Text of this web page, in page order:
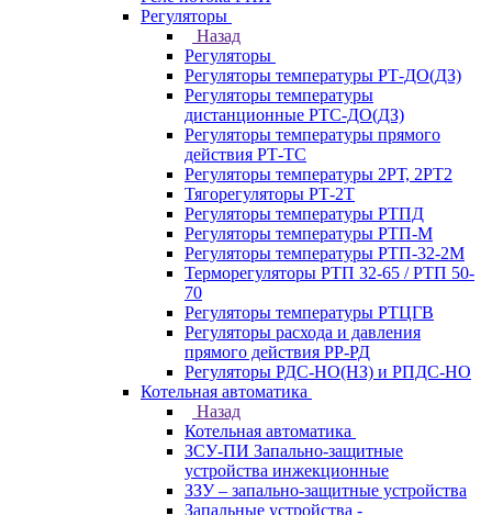
Регуляторы
Назад
Регуляторы
Регуляторы температуры РТ-ДО(ДЗ)
Регуляторы температуры
дистанционные РТС-ДО(ДЗ)
Регуляторы температуры прямого
действия РТ-ТС
Регуляторы температуры 2РТ, 2РT2
Тягорегуляторы РТ-2Т
Регуляторы температуры РТПД
Регуляторы температуры РТП-M
Регуляторы температуры РТП-32-2М
Терморегуляторы РТП 32-65 / РТП 50-
70
Регуляторы температуры РТЦГВ
Регуляторы расхода и давления
прямого действия РР-РД
Регуляторы РДС-НО(НЗ) и РПДС-НО
Котельная автоматика
Назад
Котельная автоматика
ЗСУ-ПИ Запально-защитные
устройства инжекционные
ЗЗУ – запально-защитные устройства
Запальные устройства -